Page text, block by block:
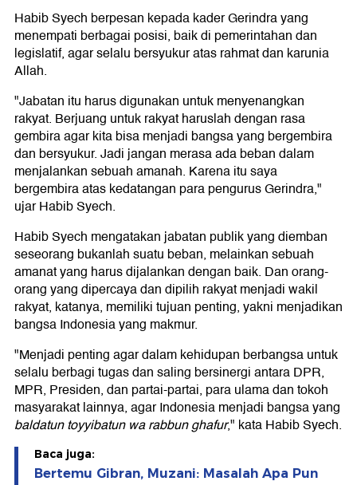
Habib Syech berpesan kepada kader Gerindra yang
menempati berbagai posisi, baik di pemerintahan dan
legislatif, agar selalu bersyukur atas rahmat dan karunia
Allah.
"Jabatan itu harus digunakan untuk menyenangkan
rakyat. Berjuang untuk rakyat haruslah dengan rasa
gembira agar kita bisa menjadi bangsa yang bergembira
dan bersyukur. Jadi jangan merasa ada beban dalam
menjalankan sebuah amanah. Karena itu saya
bergembira atas kedatangan para pengurus Gerindra,"
ujar Habib Syech.
Habib Syech mengatakan jabatan publik yang diemban
seseorang bukanlah suatu beban, melainkan sebuah
amanat yang harus dijalankan dengan baik. Dan orang-
orang yang dipercaya dan dipilih rakyat menjadi wakil
rakyat, katanya, memiliki tujuan penting, yakni menjadikan
bangsa Indonesia yang makmur.
"Menjadi penting agar dalam kehidupan berbangsa untuk
selalu berbagi tugas dan saling bersinergi antara DPR,
MPR, Presiden, dan partai-partai, para ulama dan tokoh
masyarakat lainnya, agar Indonesia menjadi bangsa yang
baldatun toyyibatun wa rabbun ghafur," kata Habib Syech.
Baca juga:
Bertemu Gibran, Muzani: Masalah Apa Pun